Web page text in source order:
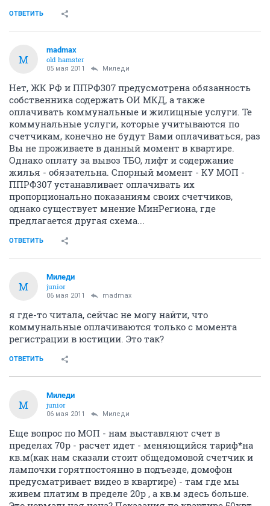
ОТВЕТИТЬ
M
madmax
old hamster
05 мая 2011 Миледи
Нет, ЖК РФ и ППРФ307 предусмотрена обязанность
собственника содержать ОИ МКД, а также
оплачивать коммунальные и жилищные услуги. Те
коммунальные услуги, которые учитываются по
счетчикам, конечно не будут Вами оплачиваться, раз
Вы не проживаете в данный момент в квартире.
Однако оплату за вывоз ТБО, лифт и содержание
жилья - обязательна. Спорный момент - КУ МОП -
ППРФ307 устанавливает оплачивать их
пропорционально показаниям своих счетчиков,
однако существует мнение МинРегиона, где
предлагается другая схема...
ОТВЕТИТЬ
М
Миледи
junior
06 мая 2011 madmax
я где-то читала, сейчас не могу найти, что
коммунальные оплачиваются только с момента
регистрации в юстиции. Это так?
ОТВЕТИТЬ
М
Миледи
junior
06 мая 2011 Миледи
Еще вопрос по МОП - нам выставляют счет в
пределах 70р - расчет идет - меняющийся тариф*на
кв.м(как нам сказали стоит общедомовой счетчик и
лампочки горятпостоянно в подъезде, домофон
предусматривает видео в квартире) - там где мы
живем платим в пределе 20р , а кв.м здесь больше.